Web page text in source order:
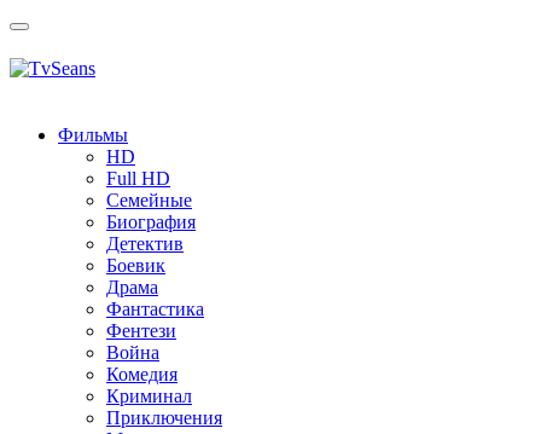
Toggle
Фильмы
HD
Full HD
Семейные
Биография
Детектив
Боевик
Драма
Фантастика
Фентези
Война
Комедия
Криминал
Приключения